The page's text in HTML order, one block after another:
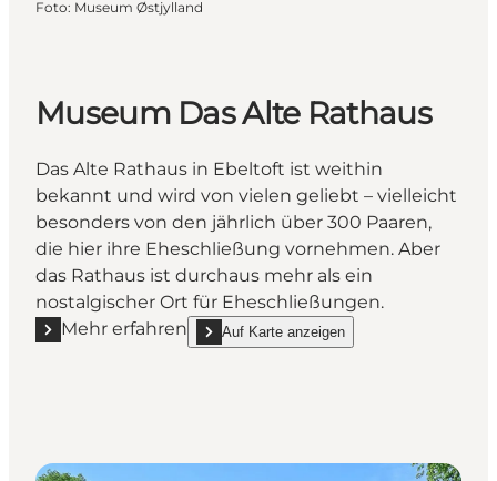
Foto: Museum Østjylland
Museum Das Alte Rathaus
Das Alte Rathaus in Ebeltoft ist weithin
bekannt und wird von vielen geliebt – vielleicht
besonders von den jährlich über 300 Paaren,
die hier ihre Eheschließung vornehmen. Aber
das Rathaus ist durchaus mehr als ein
nostalgischer Ort für Eheschließungen.
Mehr erfahren
Mehr erfahren "Museum Das Alte Rathaus"
Auf Karte anzeigen
show Museum Das Alte Rathaus on_map